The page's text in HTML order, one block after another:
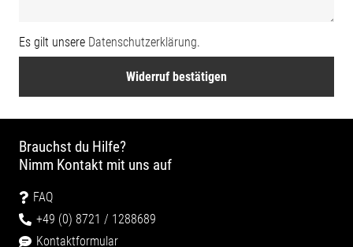
Es gilt unsere Datenschutzerklärung.
Widerruf bestätigen
Brauchst du Hilfe?
Nimm Kontakt mit uns auf
FAQ
+49 (0) 8721 / 1288689
Kontaktformular